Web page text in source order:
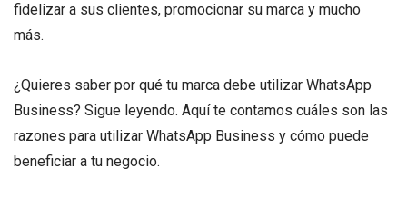
fidelizar a sus clientes, promocionar su marca y mucho
más.
¿Quieres saber por qué tu marca debe utilizar WhatsApp
Business? Sigue leyendo. Aquí te contamos cuáles son las
razones para utilizar WhatsApp Business y cómo puede
beneficiar a tu negocio.